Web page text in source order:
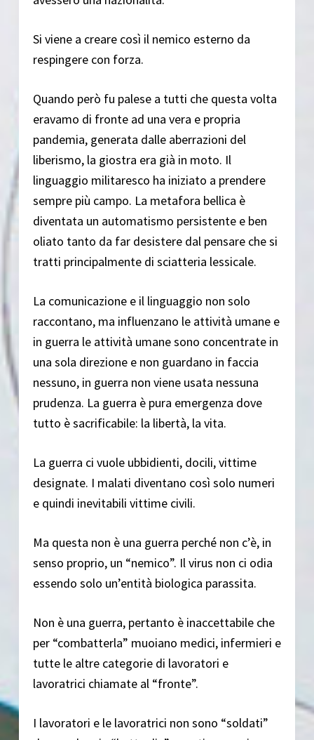
Si viene a creare così il nemico esterno da
respingere con forza.
Quando però fu palese a tutti che questa volta
eravamo di fronte ad una vera e propria
pandemia, generata dalle aberrazioni del
liberismo, la giostra era già in moto. Il
linguaggio militaresco ha iniziato a prendere
sempre più campo. La metafora bellica è
diventata un automatismo persistente e ben
oliato tanto da far desistere dal pensare che si
tratti principalmente di sciatteria lessicale.
La comunicazione e il linguaggio non solo
raccontano, ma influenzano le attività umane e
in guerra le attività umane sono concentrate in
una sola direzione e non guardano in faccia
nessuno, in guerra non viene usata nessuna
prudenza. La guerra è pura emergenza dove
tutto è sacrificabile: la libertà, la vita.
La guerra ci vuole ubbidienti, docili, vittime
designate. I malati diventano così solo numeri
e quindi inevitabili vittime civili.
Ma questa non è una guerra perché non c’è, in
senso proprio, un “nemico”. Il virus non ci odia
essendo solo un’entità biologica parassita.
Non è una guerra, pertanto è inaccettabile che
per “combatterla” muoiano medici, infermieri e
tutte le altre categorie di lavoratori e
lavoratrici chiamate al “fronte”.
I lavoratori e le lavoratrici non sono “soldati”